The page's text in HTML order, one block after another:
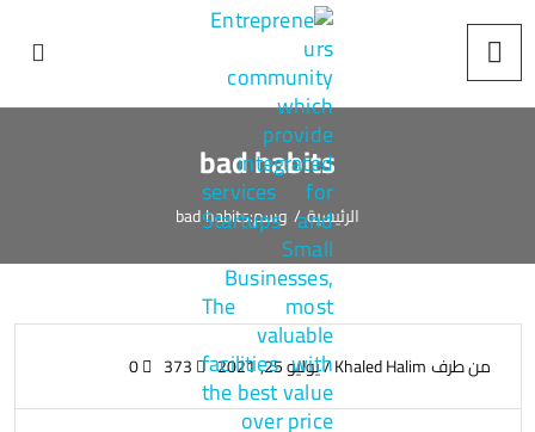
bad habits
الرئيسية/ وسم:bad habits
من طرفKhaled Halim
/يوليو 25, 2021